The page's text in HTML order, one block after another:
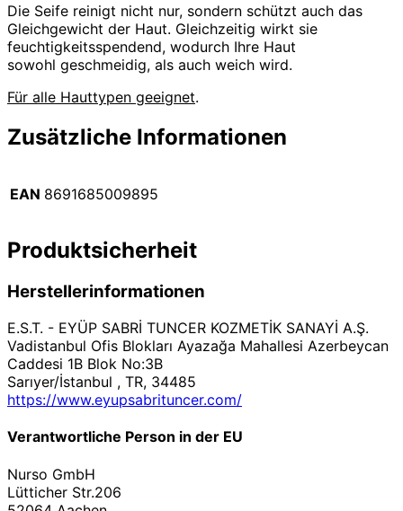
Die Seife reinigt nicht nur, sondern schützt auch das
Gleichgewicht der Haut. Gleichzeitig wirkt sie
feuchtigkeitsspendend, wodurch Ihre Haut
sowohl geschmeidig, als auch weich wird.
Für alle Hauttypen geeignet.
Zusätzliche Informationen
EAN 8691685009895
Produktsicherheit
Herstellerinformationen
E.S.T. - EYÜP SABRİ TUNCER KOZMETİK SANAYİ A.Ş.
Vadistanbul Ofis Blokları Ayazağa Mahallesi Azerbeycan
Caddesi 1B Blok No:3B
Sarıyer/İstanbul , TR, 34485
https://www.eyupsabrituncer.com/
Verantwortliche Person in der EU
Nurso GmbH
Lütticher Str.206